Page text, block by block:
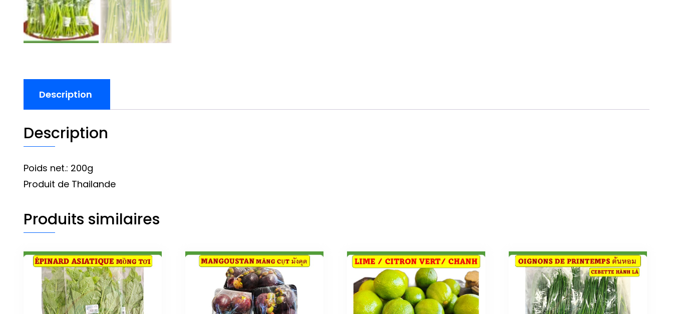
Description
Description
Poids net.: 200g
Produit de Thailande
Produits similaires